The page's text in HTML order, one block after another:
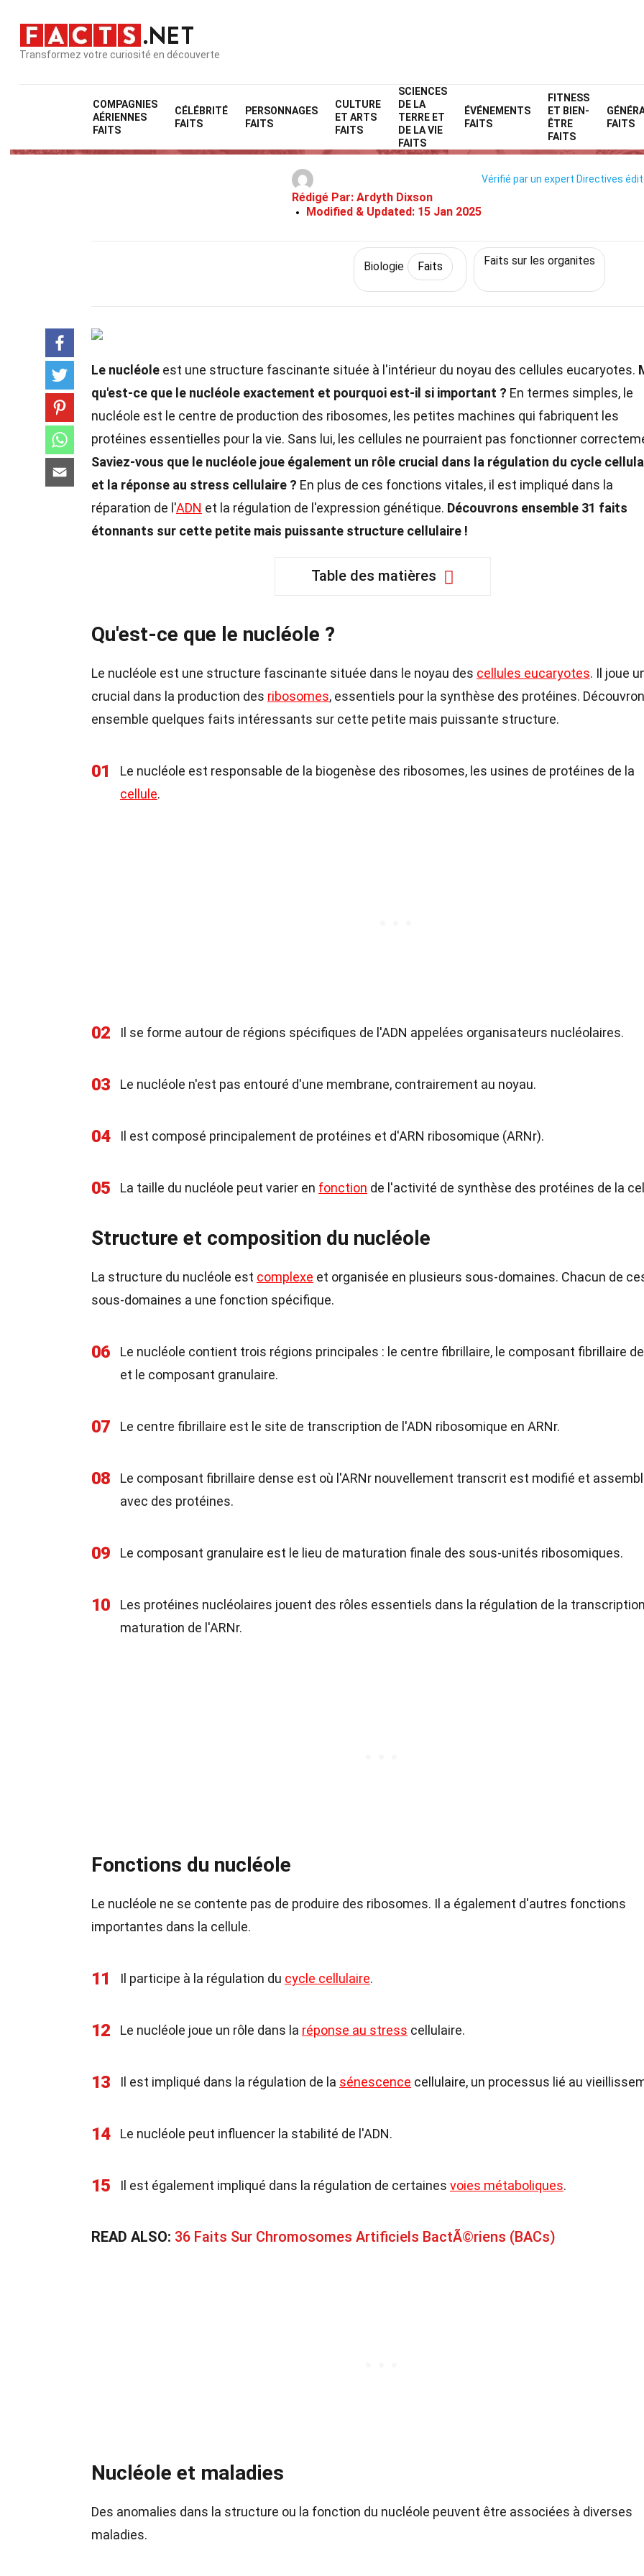
Transformez votre curiosité en découverte
COMPAGNIES
AÉRIENNES
FAITS
CÉLÉBRITÉ
FAITS
PERSONNAGES
FAITS
CULTURE
ET ARTS
FAITS
SCIENCES
DE LA
TERRE ET
DE LA VIE
FAITS
ÉVÉNEMENTS
FAITS
FITNESS
ET BIEN-
ÊTRE
FAITS
FAITS
Home Science BiologieFaits
31 Faits Sur Nucléole
Rédigé Par: Ardyth Dixson
Modified & Updated: 15 Jan 2025
Vérifié par un expert Directives
Biologie Faits Faits sur les organites
Le nucléole est une structure fascinante située à l'intérieur du noyau des cellules eucaryotes.
qu'est-ce que le nucléole exactement et pourquoi est-il si important ? En termes simples, le
nucléole est le centre de production des ribosomes, les petites machines qui fabriquent les
protéines essentielles pour la vie. Sans lui, les cellules ne pourraient pas fonctionner
Saviez-vous que le nucléole joue également un rôle crucial dans la régulation du cycle
et la réponse au stress cellulaire ? En plus de ces fonctions vitales, il est impliqué dans la
réparation de l'ADN et la régulation de l'expression génétique. Découvrons ensemble 31 faits
étonnants sur cette petite mais puissante structure cellulaire !
Table des matières
Qu'est-ce que le nucléole ?
Le nucléole est une structure fascinante située dans le noyau des cellules eucaryotes. Il joue
crucial dans la production des ribosomes, essentiels pour la synthèse des protéines.
ensemble quelques faits intéressants sur cette petite mais puissante structure.
01
Le nucléole est responsable de la biogenèse des ribosomes, les usines de protéines de la
cellule.
02 Il se forme autour de régions spécifiques de l'ADN appelées organisateurs nucléolaires.
03 Le nucléole n'est pas entouré d'une membrane, contrairement au noyau.
04 Il est composé principalement de protéines et d'ARN ribosomique (ARNr).
05 La taille du nucléole peut varier en fonction de l'activité de synthèse des protéines de la
Structure et composition du nucléole
La structure du nucléole est complexe et organisée en plusieurs sous-domaines. Chacun de
sous-domaines a une fonction spécifique.
06
Le nucléole contient trois régions principales : le centre fibrillaire, le composant fibrillaire
et le composant granulaire.
07 Le centre fibrillaire est le site de transcription de l'ADN ribosomique en ARNr.
08
Le composant fibrillaire dense est où l'ARNr nouvellement transcrit est modifié et
avec des protéines.
09 Le composant granulaire est le lieu de maturation finale des sous-unités ribosomiques.
10
Les protéines nucléolaires jouent des rôles essentiels dans la régulation de la
maturation de l'ARNr.
Fonctions du nucléole
Le nucléole ne se contente pas de produire des ribosomes. Il a également d'autres fonctions
importantes dans la cellule.
11 Il participe à la régulation du cycle cellulaire.
12 Le nucléole joue un rôle dans la réponse au stress cellulaire.
13 Il est impliqué dans la régulation de la sénescence cellulaire, un processus lié au
14 Le nucléole peut influencer la stabilité de l'ADN.
15 Il est également impliqué dans la régulation de certaines voies métaboliques.
READ ALSO: 36 Faits Sur Chromosomes Artificiels BactÃ©riens (BACs)
Nucléole et maladies
Des anomalies dans la structure ou la fonction du nucléole peuvent être associées à diverses
maladies.